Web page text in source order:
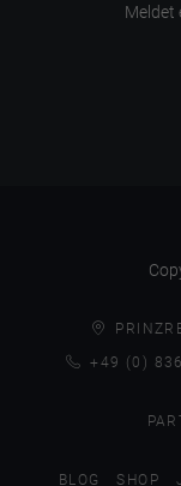
Meldet
+49 (0)
BLOG SHOP